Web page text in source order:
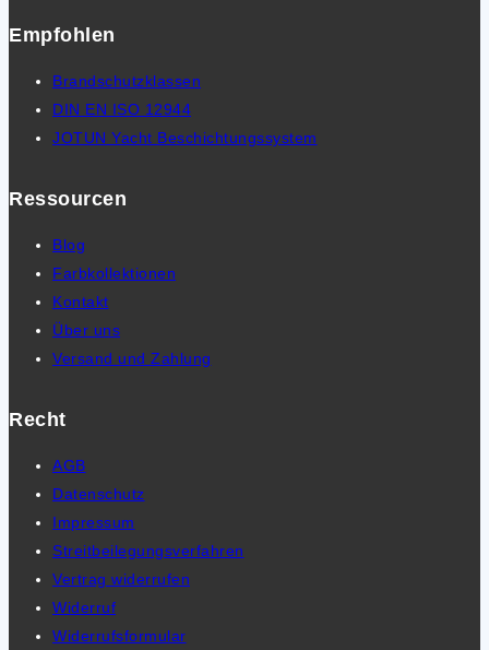
Empfohlen
Brandschutzklassen
DIN EN ISO 12944
JOTUN Yacht Beschichtungssystem
Ressourcen
Blog
Farbkollektionen
Kontakt
Über uns
Versand und Zahlung
Recht
AGB
Datenschutz
Impressum
Streitbeilegungsverfahren
Vertrag widerrufen
Widerruf
Widerrufsformular